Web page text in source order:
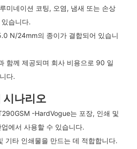
미네이션 코팅, 오염, 냄새 또는 손상
습니다.
N/24mm의 종이가 결합되어 있습니
함께 제공되며 회사 비용으로 90 일
다.
시나리오
-HardVogue는 포장, 인쇄 및
에서 사용할 수 있습니다.
기타 인쇄물을 만드는 데 적합합니다.